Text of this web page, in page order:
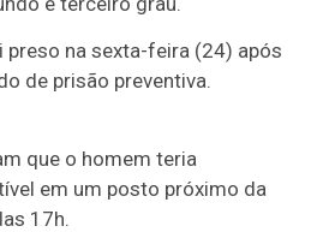
na sexta-feira (24) após
de prisão preventiva.
que o homem teria
em um posto próximo da
17h.